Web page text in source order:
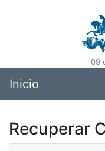
09
Inicio
Recuperar